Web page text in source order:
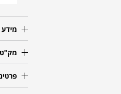
מק"ט